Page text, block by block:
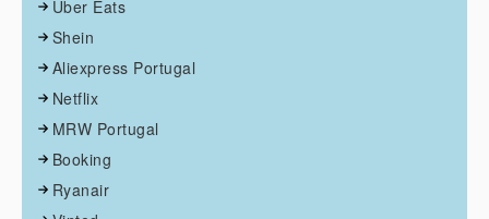
Uber Eats
Shein
Aliexpress Portugal
Netflix
MRW Portugal
Booking
Ryanair